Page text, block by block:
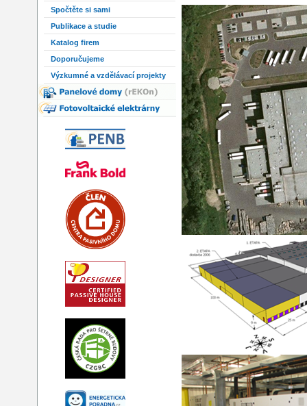
Spočtěte si sami
Publikace a studie
Katalog firem
Doporučujeme
Výzkumné a vzdělávací projekty